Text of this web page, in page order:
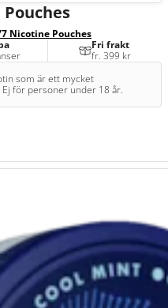
Nicotine Pouches
Fri frakt
fr. 399 kr
som är ett mycket
för personer under 18 år.